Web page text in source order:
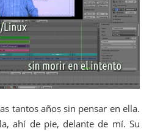
tantos años sin pensar en ella.
ahí de pie, delante de mí. Su